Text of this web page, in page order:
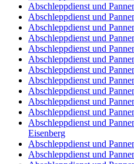
Abschleppdienst und
Abschleppdienst und
Abschleppdienst und
Abschleppdienst und
Abschleppdienst und
Abschleppdienst und
Abschleppdienst und
Abschleppdienst und
Abschleppdienst und
Abschleppdienst und
Abschleppdienst und
Abschleppdienst und
Eisenberg
Abschleppdienst und
Abschleppdienst und